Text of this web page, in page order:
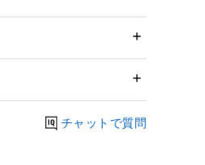
チャットで質問